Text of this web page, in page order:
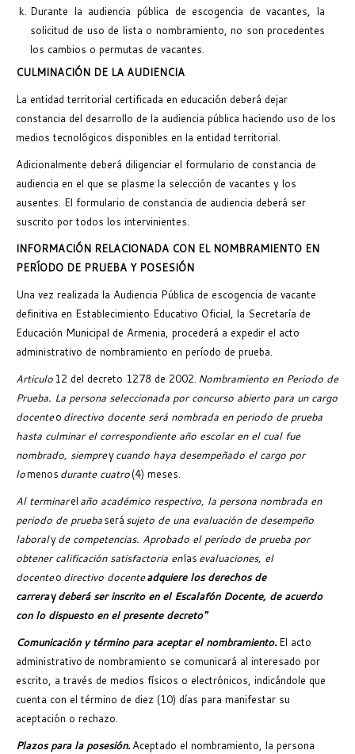
Durante la audiencia pública de escogencia de vacantes, la
solicitud de uso de lista o nombramiento, no son procedentes
los cambios o permutas de vacantes.
CULMINACIÓN DE LA AUDIENCIA
La entidad territorial certificada en educación deberá dejar
constancia del desarrollo de la audiencia pública haciendo uso de los
medios tecnológicos disponibles en la entidad territorial.
Adicionalmente deberá diligenciar el formulario de constancia de
audiencia en el que se plasme la selección de vacantes y los
ausentes. El formulario de constancia de audiencia deberá ser
suscrito por todos los intervinientes.
INFORMACIÓN RELACIONADA CON EL NOMBRAMIENTO EN
PERÍODO DE PRUEBA Y POSESIÓN
Una vez realizada la Audiencia Pública de escogencia de vacante
definitiva en Establecimiento Educativo Oficial, la Secretaría de
Educación Municipal de Armenia, procederá a expedir el acto
administrativo de nombramiento en período de prueba.
Articulo 12 del decreto 1278 de 2002. Nombramiento en Periodo de
Prueba. La persona seleccionada por concurso abierto para un cargo
docenteo directivo docente será nombrada en periodo de prueba
hasta culminar el correspondiente año escolar en el cual fue
nombrado, siempreycuando haya desempeñado el cargo por
lomenos durante cuatro(4) meses.
Al terminarel año académico respectivo, la persona nombrada en
periodo de pruebaserá sujeto de una evaluación de desempeño
laboralyde competencias. Aprobado el período de prueba por
obtener calificación satisfactoria enlas evaluaciones, el
docenteo directivo docenteadquiere los derechos de
carreraydeberá ser inscrito en el Escalafón Docente, de acuerdo
con lo dispuesto en el presente decreto"
Comunicación y término para aceptar el nombramiento.El acto
administrativo de nombramiento se comunicará al interesado por
escrito, a través de medios físicos o electrónicos, indicándole que
cuenta con el término de diez (10) días para manifestar su
aceptación o rechazo.
Plazos para la posesión.Aceptado el nombramiento, la persona